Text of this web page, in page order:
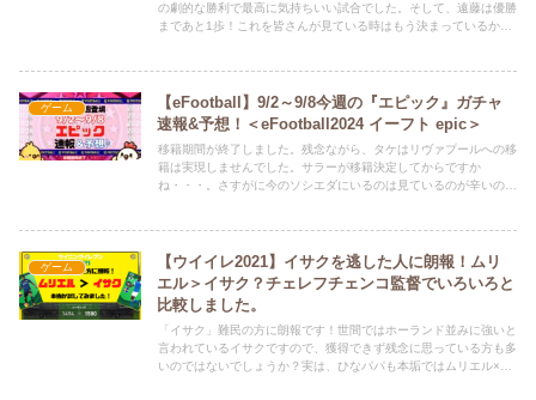
の劇的な勝利で最高に気持ちいい試合でした。そして、遠藤は優勝
まであと1歩！これを皆さんが見ている時はもう決まっているか
@HINAandPAPA
ゲーム
【eFootball】9/2～9/8今週の『エピック』ガチャ
速報&予想！＜eFootball2024 イーフト epic＞
移籍期間が終了しました。残念ながら、タケはリヴァプールへの移
籍は実現しませんでした。サラーが移籍決定してからですか
ね・・・。さすがに今のソシエダにいるのは見ているのが辛いので
します。ひなちゃんが、新記事の情報や、どうでも良いことつぶや
いてます。 ⇒ @HINAandPAPA
ゲーム
【ウイイレ2021】イサクを逃した人に朗報！ムリ
エル＞イサク？チェレフチェンコ監督でいろいろと
比較しました。
「イサク」難民の方に朗報です！世間ではホーランド並みに強いと
言われているイサクですので、獲得できず残念に思っている方も多
いのではないでしょうか？実は、ひなパパも本垢ではムリエル×３